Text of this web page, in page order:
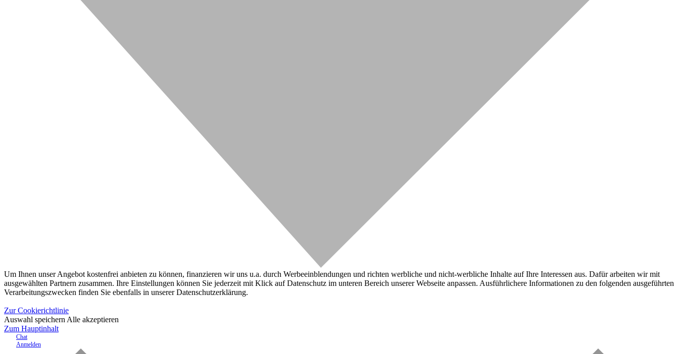
Um Ihnen unser Angebot kostenfrei anbieten zu können, finanzieren wir uns u.a. durch Werbeeinblendungen und richten werbliche und nicht-werbliche Inhalte auf Ihre Interessen aus. Dafür arbeiten wir mit
ausgewählten Partnern zusammen. Ihre Einstellungen können Sie jederzeit mit Klick auf Datenschutz im unteren Bereich unserer Webseite anpassen. Ausführlichere Informationen zu den folgenden ausgeführten
Verarbeitungszwecken finden Sie ebenfalls in unserer Datenschutzerklärung.
Zur Cookierichtlinie
Auswahl speichern Alle akzeptieren
Zum Hauptinhalt
Chat
Anmelden